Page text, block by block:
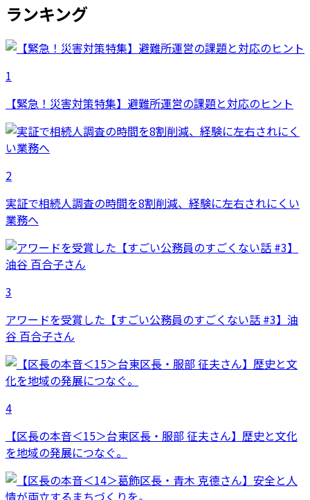
ランキング
1
【緊急！災害対策特集】避難所運営の課題と対応のヒント
2
実証で相続人調査の時間を8割削減、経験に左右されにくい
業務へ
3
アワードを受賞した【すごい公務員のすごくない話 #3】油
谷 百合子さん
4
【区長の本音＜15＞台東区長・服部 征夫さん】歴史と文化
を地域の発展につなぐ。